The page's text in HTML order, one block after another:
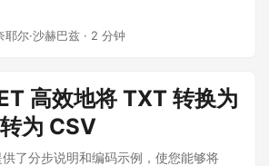
耶尔·沙赫巴兹 · 2 分钟
高效地将 TXT 转换为
为 CSV
了分步说明和编码示例，使您能够将